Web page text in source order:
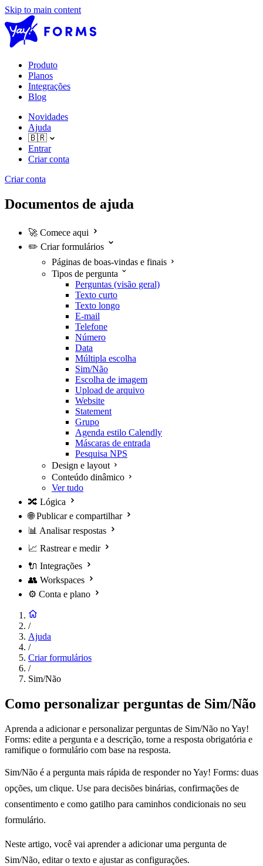
Skip to main content
Produto
Planos
Integrações
Blog
Novidades
Ajuda
🇧🇷
Entrar
Criar conta
Criar conta
Documentos de ajuda
🚀 Comece aqui
✏️ Criar formulários
Páginas de boas-vindas e finais
Tipos de pergunta
Perguntas (visão geral)
Texto curto
Texto longo
E-mail
Telefone
Número
Data
Múltipla escolha
Sim/Não
Escolha de imagem
Upload de arquivo
Website
Statement
Grupo
Agenda estilo Calendly
Máscaras de entrada
Pesquisa NPS
Design e layout
Conteúdo dinâmico
Ver tudo
🔀 Lógica
🌐 Publicar e compartilhar
📊 Analisar respostas
📈 Rastrear e medir
🔌 Integrações
👥 Workspaces
⚙️ Conta e plano
/
Ajuda
/
Criar formulários
/
Sim/Não
Como personalizar perguntas de Sim/Não
Aprenda a adicionar e personalizar perguntas de Sim/Não no Yay!
Forms: edite a pergunta e a descrição, torne a resposta obrigatória e
ramifique o formulário com base na resposta.
Sim/Não é a pergunta mais rápida de responder no Yay! Forms: duas
opções, um clique. Use para decisões binárias, confirmações de
consentimento e como gatilho para caminhos condicionais no seu
formulário.
Neste artigo, você vai aprender a adicionar uma pergunta de
Sim/Não, editar o texto e ajustar as configurações.